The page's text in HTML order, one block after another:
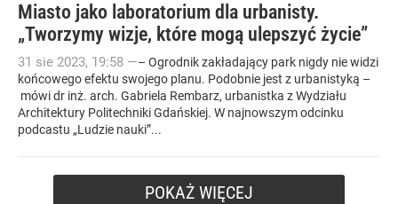
Miasto jako laboratorium dla urbanisty.
„Tworzymy wizje, które mogą ulepszyć życie”
31 sie 2023, 19:58 —– Ogrodnik zakładający park nigdy nie widzi
końcowego efektu swojego planu. Podobnie jest z urbanistyką –
mówi dr inż. arch. Gabriela Rembarz, urbanistka z Wydziału
Architektury Politechniki Gdańskiej. W najnowszym odcinku
podcastu „Ludzie nauki”...
POKAŻ WIĘCEJ